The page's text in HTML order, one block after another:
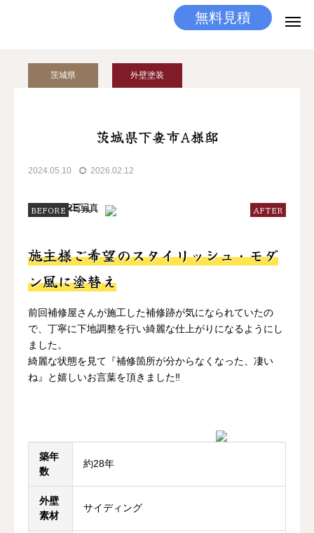
無料見積
外壁塗装
茨城県
茨城県下妻市A様邸
2024.05.10 2026.02.12
BEFORE AFTER
施主様ご希望のスタイリッシュ・モダ
ン風に塗替え
前回補修屋さんが施工した補修跡が気になられていたの
で、丁寧に下地調整を行い綺麗な仕上がりになるようにし
ました。
綺麗な状態を見て『補修箇所が分からなくなった、凄い
ね』と嬉しいお言葉を頂きました‼︎
築年
数
約28年
外壁
素材
サイディング
施工メニュー
店舗
お問い合わせ